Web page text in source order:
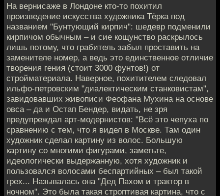
На вернисаже в Лондоне кто-то похитил
произведение искусства художника Тёрка под
названием "Бунтующий кирпич": шедевр подменили
кирпичом обычным – и сие кощунство раскрылось
лишь потому, что грабитель забыл проставить на
заменителе номер, а ведь это единственное отличие
творения гения (стоит 3000 фунтов!) от
стройматериала. Наверное, похитителем следовал
ильфо-петровским "диалектическим станковистам",
завидовавших живописи Феофана Мухина на основе
овса – да и Остап Бендер, видать, не зря
предупреждал арт-модернистов: "Всё это чепуха по
сравнению с тем, что я видел в Москве. Там один
художник сделал картину из волос. Большую
картину со многими фигурами, заметьте,
идеологически выдержанную, хотя художник и
пользовался волосами беспартийных – был такой
грех... Называлась она "Дед Пахом и трактор в
ночном". Это была такая строптивая картина, что с